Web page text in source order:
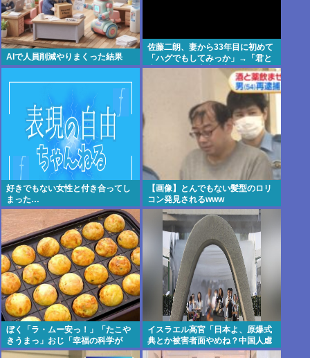
AIで人員削減やりまくった結果
佐藤二朗、妻から33年目に初めて
「ハグでもしてみっか」→「君と
生きてきて、本当に良かったで
好きでもない女性と付き合ってし
まった…
【画像】とんでもない髪型のロリ
コン発見されるwww
ぼく「ラ・ムー安っ！」「たこや
きうまっ」おじ「幸福の科学が
～」⇐こいつ
イスラエル高官「日本よ、原爆式
典とか被害者面やめね？中国人虐
殺したくせに」